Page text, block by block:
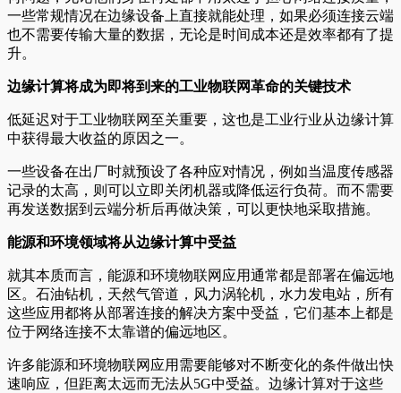
一些常规情况在边缘设备上直接就能处理，如果必须连接云端
也不需要传输大量的数据，无论是时间成本还是效率都有了提
升。
边缘计算将成为即将到来的工业物联网革命的关键技术
低延迟对于工业物联网至关重要，这也是工业行业从边缘计算
中获得最大收益的原因之一。
一些设备在出厂时就预设了各种应对情况，例如当温度传感器
记录的太高，则可以立即关闭机器或降低运行负荷。而不需要
再发送数据到云端分析后再做决策，可以更快地采取措施。
能源和环境领域将从边缘计算中受益
就其本质而言，能源和环境物联网应用通常都是部署在偏远地
区。石油钻机，天然气管道，风力涡轮机，水力发电站，所有
这些应用都将从部署连接的解决方案中受益，它们基本上都是
位于网络连接不太靠谱的偏远地区。
许多能源和环境物联网应用需要能够对不断变化的条件做出快
速响应，但距离太远而无法从5G中受益。边缘计算对于这些